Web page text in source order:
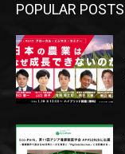
POPULAR POSTS